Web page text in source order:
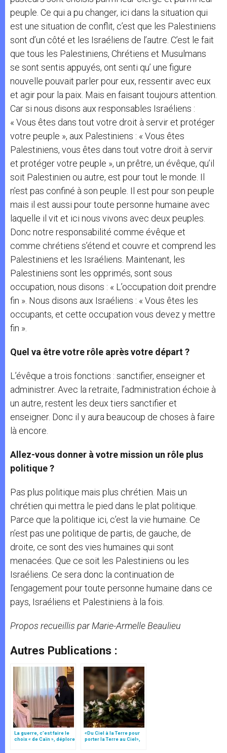
peuple. Ce qui a pu changer, ici dans la situation qui
est une situation de conflit, c’est que les Palestiniens
sont d’un côté et les Israéliens de l’autre. C’est le fait
que tous les Palestiniens, Chrétiens et Musulmans
se sont sentis appuyés, ont senti qu’ une figure
nouvelle pouvait parler pour eux, ressentir avec eux
et agir pour la paix. Mais en faisant toujours attention.
Car si nous disons aux responsables Israéliens :
« Vous êtes dans tout votre droit à servir et protéger
votre peuple », aux Palestiniens : « Vous êtes
Palestiniens, vous êtes dans tout votre droit à servir
et protéger votre peuple », un prêtre, un évêque, qu’il
soit Palestinien ou autre, est pour tout le monde. Il
n’est pas confiné à son peuple. Il est pour son peuple
mais il est aussi pour toute personne humaine avec
laquelle il vit et ici nous vivons avec deux peuples.
Donc notre responsabilité comme évêque et
comme chrétiens s’étend et couvre et comprend les
Palestiniens et les Israéliens. Maintenant, les
Palestiniens sont les opprimés, sont sous
occupation, nous disons : « L’occupation doit prendre
fin ». Nous disons aux Israéliens : « Vous êtes les
occupants, et cette occupation vous devez y mettre
fin ».
Quel va être votre rôle après votre départ ?
L’évêque a trois fonctions : sanctifier, enseigner et
administrer. Avec la retraite, l’administration échoie à
un autre, restent les deux tiers sanctifier et
enseigner. Donc il y aura beaucoup de choses à faire
là encore.
Allez-vous donner à votre mission un rôle plus
politique ?
Pas plus politique mais plus chrétien. Mais un
chrétien qui mettra le pied dans le plat politique.
Parce que la politique ici, c’est la vie humaine. Ce
n’est pas une politique de partis, de gauche, de
droite, ce sont des vies humaines qui sont
menacées. Que ce soit les Palestiniens ou les
Israéliens. Ce sera donc la continuation de
l’engagement pour toute personne humaine dans ce
pays, Israéliens et Palestiniens à la fois.
Propos recueillis par Marie-Armelle Beaulieu
Autres Publications :
La guerre, c’est faire le
choix « de Caïn », déplore
«Du Ciel à la Terre pour
porter la Terre au Ciel»,